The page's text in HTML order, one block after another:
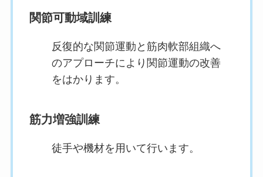
関節可動域訓練
反復的な関節運動と筋肉軟部組織へ
のアプローチにより関節運動の改善
をはかります。
筋力増強訓練
徒手や機材を用いて行います。